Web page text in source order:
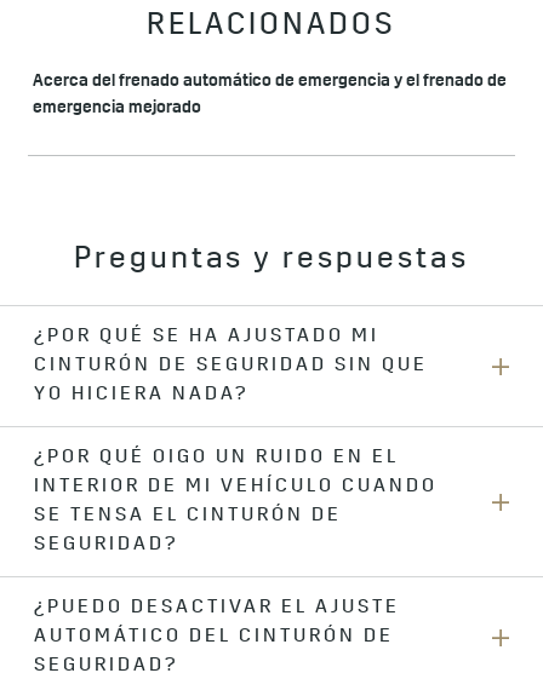
RELACIONADOS
Acerca del frenado automático de emergencia y el frenado de
emergencia mejorado
Preguntas y respuestas
¿POR QUÉ SE HA AJUSTADO MI
CINTURÓN DE SEGURIDAD SIN QUE
YO HICIERA NADA?
En situaciones normales de conducción, el ajuste
automático del cinturón de seguridad puede activarse
suavemente para un ajuste más cómodo del cinturón de
seguridad. Durante maniobras intensas, frenadas bruscas o
también puede activarse para garantizar que estés
posicionado de manera óptima contra el respaldo del
asiento, para que el cinturón de seguridad pueda trabajar a
su nivel más eficaz.
¿POR QUÉ OIGO UN RUIDO EN EL
INTERIOR DE MI VEHÍCULO CUANDO
SE TENSA EL CINTURÓN DE
SEGURIDAD?
Estos cinturones de seguridad son accionados por un
pequeño motor. Es de esperar que se produzca algún ruido
durante la conducción.
¿PUEDO DESACTIVAR EL AJUSTE
AUTOMÁTICO DEL CINTURÓN DE
SEGURIDAD?